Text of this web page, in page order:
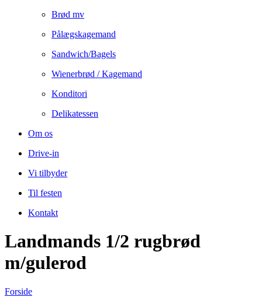
Brød mv
Pålægskagemand
Sandwich/Bagels
Wienerbrød / Kagemand
Konditori
Delikatessen
Om os
Drive-in
Vi tilbyder
Til festen
Kontakt
Landmands 1/2 rugbrød
m/gulerod
Forside